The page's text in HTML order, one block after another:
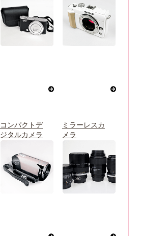
コンパクトデ
ジタルカメラ
ミラーレスカ
メラ